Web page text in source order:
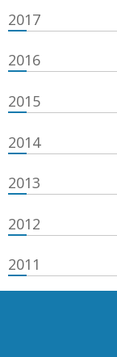
2017
2016
2015
2014
2013
2012
2011